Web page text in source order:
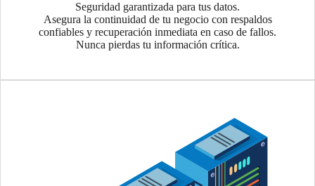
Seguridad garantizada para tus datos.
Asegura la continuidad de tu negocio con respaldos
confiables y recuperación inmediata en caso de fallos.
Nunca pierdas tu información crítica.